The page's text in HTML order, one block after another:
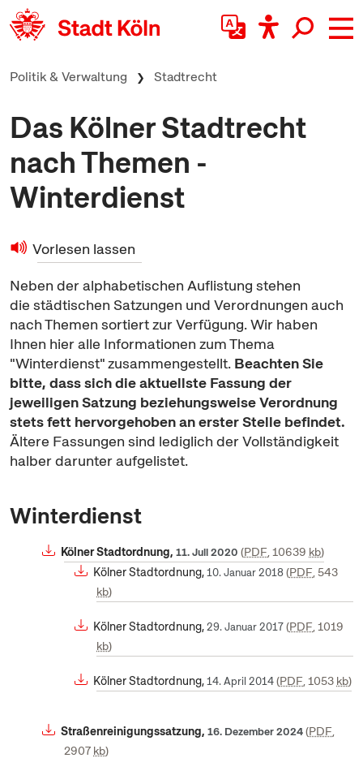
zum Inhalt springen
Politik & Verwaltung Stadtrecht
Das Kölner Stadtrecht
nach Themen -
Winterdienst
Vorlesen lassen
Neben der alphabetischen Auflistung stehen
die städtischen Satzungen und Verordnungen auch
nach Themen sortiert zur Verfügung. Wir haben
Ihnen hier alle Informationen zum Thema
"Winterdienst" zusammengestellt. Beachten Sie
bitte, dass sich die aktuellste Fassung der
jeweiligen Satzung beziehungsweise Verordnung
stets fett hervorgehoben an erster Stelle befindet.
Ältere Fassungen sind lediglich der Vollständigkeit
halber darunter aufgelistet.
Winterdienst
Kölner Stadtordnung, 11. Juli 2020 PDF, 10639 kb
Kölner Stadtordnung,10. Januar 2018 PDF, 543
kb
Kölner Stadtordnung,29. Januar 2017 PDF, 1019
kb
Kölner Stadtordnung,14. April 2014 PDF, 1053 kb
Straßenreinigungssatzung, 16. Dezember 2024 PDF,
2907 kb